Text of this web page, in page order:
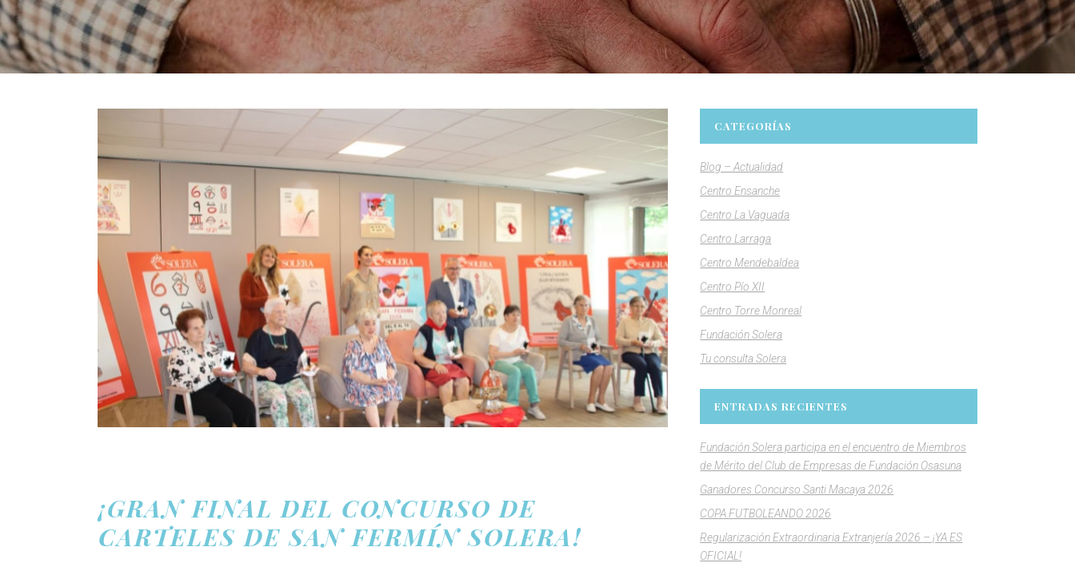
¡GRAN FINAL DEL CONCURSO DE
CARTELES DE SAN FERMÍN SOLERA!
CATEGORÍAS
Blog – Actualidad
Centro Ensanche
Centro La Vaguada
Centro Larraga
Centro Mendebaldea
Centro Pío XII
Centro Torre Monreal
Fundación Solera
Tu consulta Solera
ENTRADAS RECIENTES
Fundación Solera participa en el encuentro de Miembros
de Mérito del Club de Empresas de Fundación Osasuna
Ganadores Concurso Santi Macaya 2026
COPA FUTBOLEANDO 2026
Regularización Extraordinaria Extranjería 2026 – ¡YA ES
OFICIAL!